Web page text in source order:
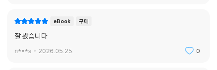
eBook 구매
잘 봤습니다
n***s 2026.05.25. 0